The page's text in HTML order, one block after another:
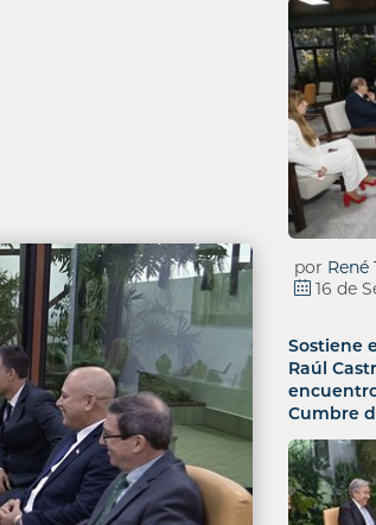
por René
16 de
Sostiene
Raúl
Cumbre